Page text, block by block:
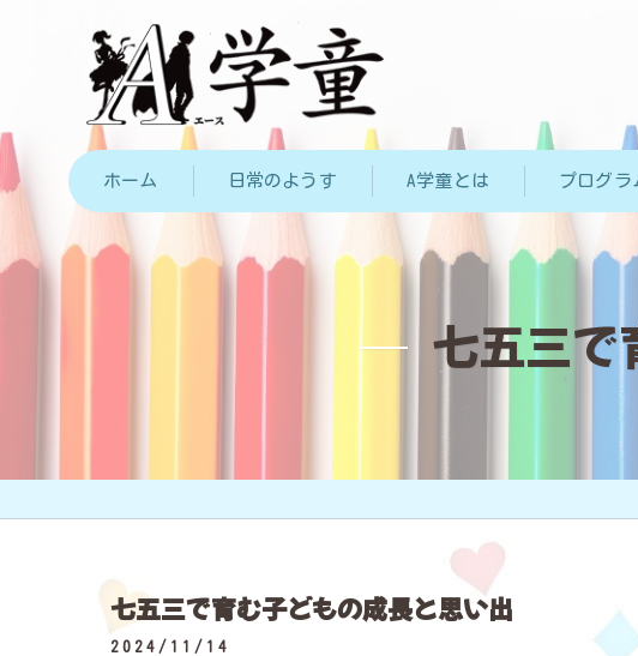
ホーム 日常のようす A学童とは プログラ
七五三で
七五三で育む子どもの成長と思い出
2024/11/14